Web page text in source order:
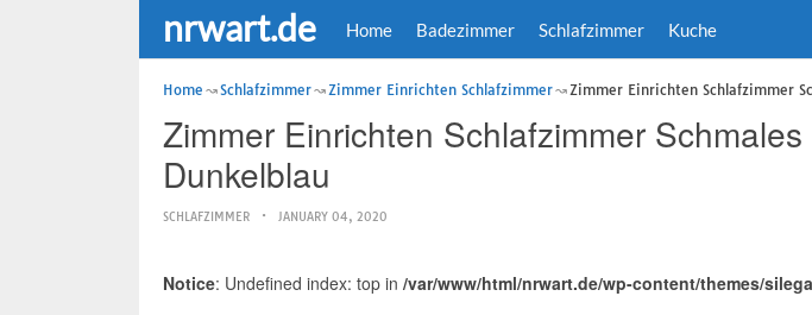
nrwart.de Home Badezimmer Schlafzimmer Kuche
Home Schlafzimmer Zimmer Einrichten Schlafzimmer Zimmer Einrichten Schlafzimmer
Zimmer Einrichten Schlafzimmer
Dunkelblau
SCHLAFZIMMER JANUARY 04, 2020
Notice: Undefined index: top in /var/www/html/nrwart.de/wp-content/themes/